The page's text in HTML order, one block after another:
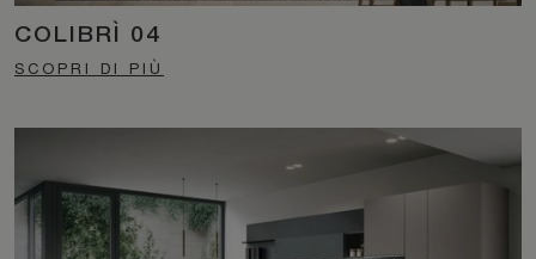
COLIBRÌ 04
SCOPRI DI PIÙ